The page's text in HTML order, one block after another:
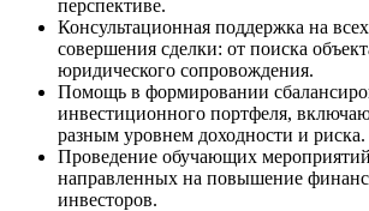
перспективе.
Консультационная поддержка на
совершения сделки: от поиска
юридического сопровождения.
Помощь в формировании
инвестиционного портфеля,
разным уровнем доходности и риска.
Проведение обучающих
направленных на повышение
инвесторов.